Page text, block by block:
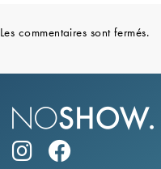
Les commentaires sont fermés.
Suivez-nous sur Instagram